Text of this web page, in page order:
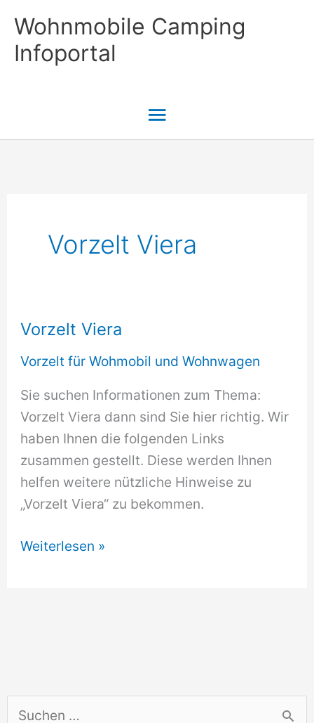
Inhalt
springen
Wohnmobile Camping
Infoportal
Hauptmenü
Vorzelt Viera
Vorzelt Viera
Vorzelt für Wohmobil und Wohnwagen
Sie suchen Informationen zum Thema:
Vorzelt Viera dann sind Sie hier richtig. Wir
haben Ihnen die folgenden Links
zusammen gestellt. Diese werden Ihnen
helfen weitere nützliche Hinweise zu
„Vorzelt Viera“ zu bekommen.
Vorzelt
Weiterlesen »